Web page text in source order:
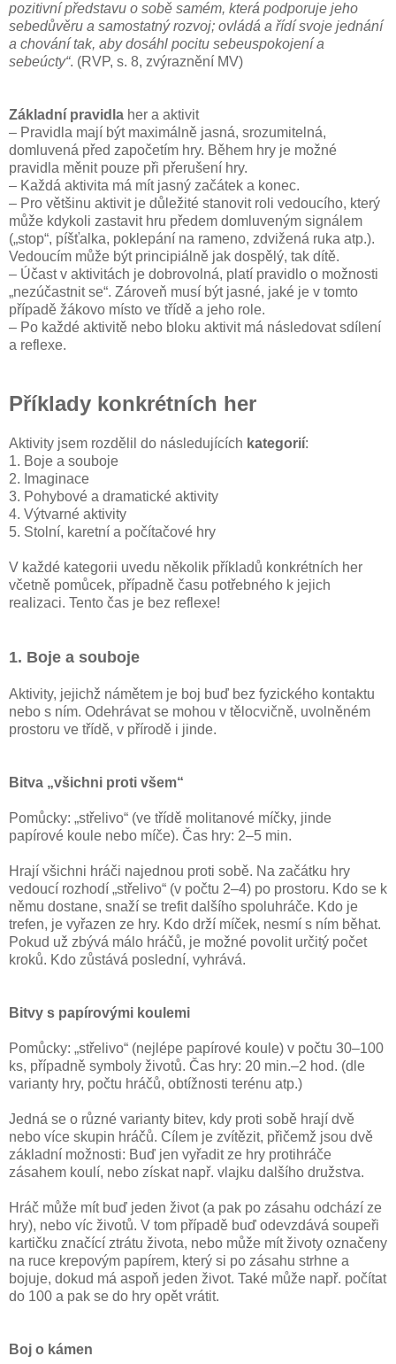
pozitivní představu o sobě samém, která podporuje jeho
sebedůvěru a samostatný rozvoj; ovládá a řídí svoje jednání
a chování tak, aby dosáhl pocitu sebeuspokojení a
sebeúcty“. (RVP, s. 8, zvýraznění MV)
Základní pravidla her a aktivit
– Pravidla mají být maximálně jasná, srozumitelná,
domluvená před započetím hry. Během hry je možné
pravidla měnit pouze při přerušení hry.
– Každá aktivita má mít jasný začátek a konec.
– Pro většinu aktivit je důležité stanovit roli vedoucího, který
může kdykoli zastavit hru předem domluveným signálem
(„stop“, píšťalka, poklepání na rameno, zdvižená ruka atp.).
Vedoucím může být principiálně jak dospělý, tak dítě.
– Účast v aktivitách je dobrovolná, platí pravidlo o možnosti
„nezúčastnit se“. Zároveň musí být jasné, jaké je v tomto
případě žákovo místo ve třídě a jeho role.
– Po každé aktivitě nebo bloku aktivit má následovat sdílení
a reflexe.
Příklady konkrétních her
Aktivity jsem rozdělil do následujících kategorií:
1. Boje a souboje
2. Imaginace
3. Pohybové a dramatické aktivity
4. Výtvarné aktivity
5. Stolní, karetní a počítačové hry
V každé kategorii uvedu několik příkladů konkrétních her
včetně pomůcek, případně času potřebného k jejich
realizaci. Tento čas je bez reflexe!
1. Boje a souboje
Aktivity, jejichž námětem je boj buď bez fyzického kontaktu
nebo s ním. Odehrávat se mohou v tělocvičně, uvolněném
prostoru ve třídě, v přírodě i jinde.
Bitva „všichni proti všem“
Pomůcky: „střelivo“ (ve třídě molitanové míčky, jinde
papírové koule nebo míče). Čas hry: 2–5 min.
Hrají všichni hráči najednou proti sobě. Na začátku hry
vedoucí rozhodí „střelivo“ (v počtu 2–4) po prostoru. Kdo se k
němu dostane, snaží se trefit dalšího spoluhráče. Kdo je
trefen, je vyřazen ze hry. Kdo drží míček, nesmí s ním běhat.
Pokud už zbývá málo hráčů, je možné povolit určitý počet
kroků. Kdo zůstává poslední, vyhrává.
Bitvy s papírovými koulemi
Pomůcky: „střelivo“ (nejlépe papírové koule) v počtu 30–100
ks, případně symboly životů. Čas hry: 20 min.–2 hod. (dle
varianty hry, počtu hráčů, obtížnosti terénu atp.)
Jedná se o různé varianty bitev, kdy proti sobě hrají dvě
nebo více skupin hráčů. Cílem je zvítězit, přičemž jsou dvě
základní možnosti: Buď jen vyřadit ze hry protihráče
zásahem koulí, nebo získat např. vlajku dalšího družstva.
Hráč může mít buď jeden život (a pak po zásahu odchází ze
hry), nebo víc životů. V tom případě buď odevzdává soupeři
kartičku značící ztrátu života, nebo může mít životy označeny
na ruce krepovým papírem, který si po zásahu strhne a
bojuje, dokud má aspoň jeden život. Také může např. počítat
do 100 a pak se do hry opět vrátit.
Boj o kámen